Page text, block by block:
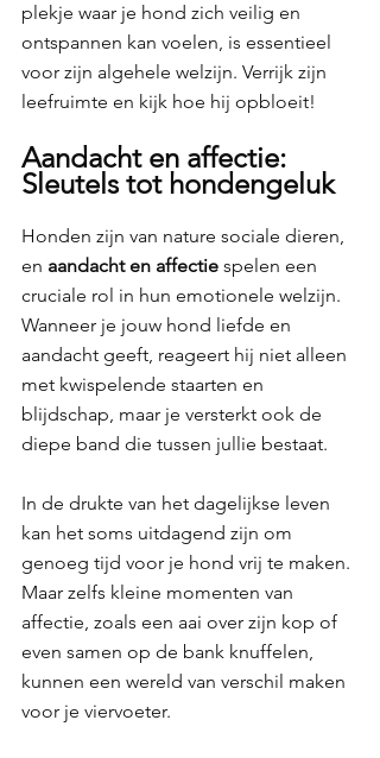
plekje waar je hond zich veilig en
ontspannen kan voelen, is essentieel
voor zijn algehele welzijn. Verrijk zijn
leefruimte en kijk hoe hij opbloeit!
Aandacht en affectie:
Sleutels tot hondengeluk
Honden zijn van nature sociale dieren,
en aandacht en affectie spelen een
cruciale rol in hun emotionele welzijn.
Wanneer je jouw hond liefde en
aandacht geeft, reageert hij niet alleen
met kwispelende staarten en
blijdschap, maar je versterkt ook de
diepe band die tussen jullie bestaat.
In de drukte van het dagelijkse leven
kan het soms uitdagend zijn om
genoeg tijd voor je hond vrij te maken.
Maar zelfs kleine momenten van
affectie, zoals een aai over zijn kop of
even samen op de bank knuffelen,
kunnen een wereld van verschil maken
voor je viervoeter.